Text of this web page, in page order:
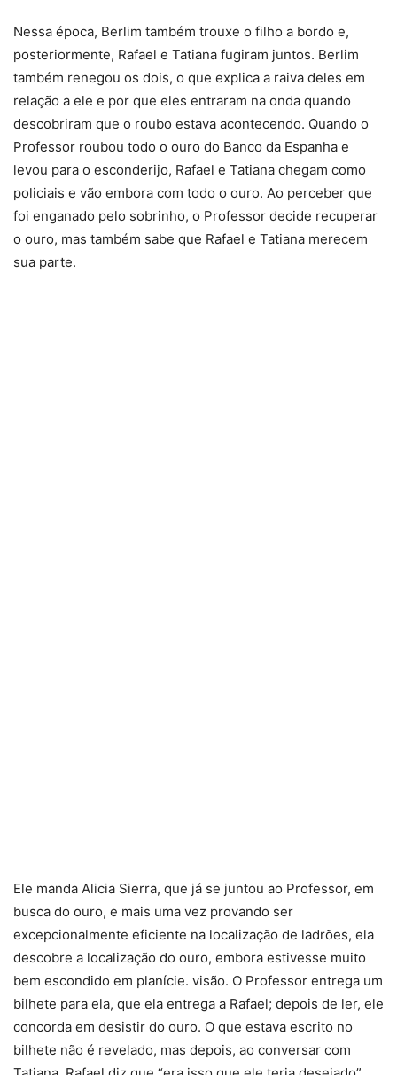
Nessa época, Berlim também trouxe o filho a bordo e,
posteriormente, Rafael e Tatiana fugiram juntos. Berlim
também renegou os dois, o que explica a raiva deles em
relação a ele e por que eles entraram na onda quando
descobriram que o roubo estava acontecendo. Quando o
Professor roubou todo o ouro do Banco da Espanha e
levou para o esconderijo, Rafael e Tatiana chegam como
policiais e vão embora com todo o ouro. Ao perceber que
foi enganado pelo sobrinho, o Professor decide recuperar
o ouro, mas também sabe que Rafael e Tatiana merecem
sua parte.
Ele manda Alicia Sierra, que já se juntou ao Professor, em
busca do ouro, e mais uma vez provando ser
excepcionalmente eficiente na localização de ladrões, ela
descobre a localização do ouro, embora estivesse muito
bem escondido em planície. visão. O Professor entrega um
bilhete para ela, que ela entrega a Rafael; depois de ler, ele
concorda em desistir do ouro. O que estava escrito no
bilhete não é revelado, mas depois, ao conversar com